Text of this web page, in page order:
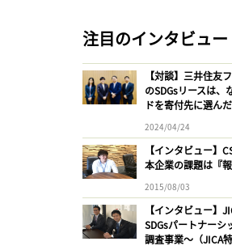
注目のインタビュー
【対談】三井住友
のSDGsリースは、
ドを寄付先に選ん
2024/04/24
【インタビュー】
本企業の課題は『報
2015/08/03
【インタビュー】
SDGsパートナーシ
調査事業〜（JICA